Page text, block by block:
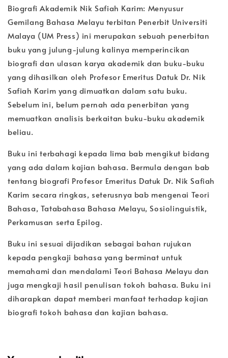
Biografi Akademik Nik Safiah Karim: Menyusur
Gemilang Bahasa Melayu terbitan Penerbit Universiti
Malaya (UM Press) ini merupakan sebuah penerbitan
buku yang julung-julung kalinya memperincikan
biografi dan ulasan karya akademik dan buku-buku
yang dihasilkan oleh Profesor Emeritus Datuk Dr. Nik
Safiah Karim yang dimuatkan dalam satu buku.
Sebelum ini, belum pernah ada penerbitan yang
memuatkan analisis berkaitan buku-buku akademik
beliau.
Buku ini terbahagi kepada lima bab mengikut bidang
yang ada dalam kajian bahasa. Bermula dengan bab
tentang biografi Profesor Emeritus Datuk Dr. Nik Safiah
Karim secara ringkas, seterusnya bab mengenai Teori
Bahasa, Tatabahasa Bahasa Melayu, Sosiolinguistik,
Perkamusan serta Epilog.
Buku ini sesuai dijadikan sebagai bahan rujukan
kepada pengkaji bahasa yang berminat untuk
memahami dan mendalami Teori Bahasa Melayu dan
juga mengkaji hasil penulisan tokoh bahasa. Buku ini
diharapkan dapat memberi manfaat terhadap kajian
biografi tokoh bahasa dan kajian bahasa.